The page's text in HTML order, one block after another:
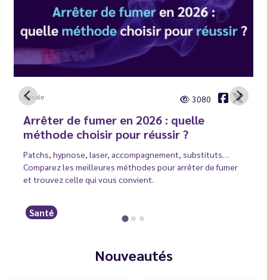
Carole 3080
Arrêter de fumer en 2026 : quelle
méthode choisir pour réussir ?
Patchs, hypnose, laser, accompagnement, substituts…
Comparez les meilleures méthodes pour arrêter de fumer
et trouvez celle qui vous convient.
Santé
Nouveautés